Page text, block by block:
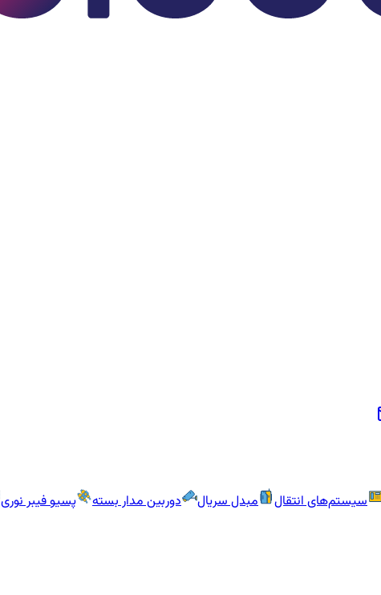
سیستم‌های انتقال مبدل سریال دوربین مدار بسته پسیو فیبر نوری